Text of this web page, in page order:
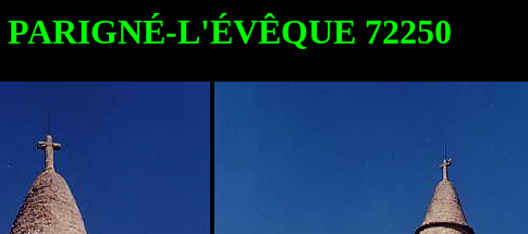
PARIGNÉ-L'ÉVÊQUE 72250